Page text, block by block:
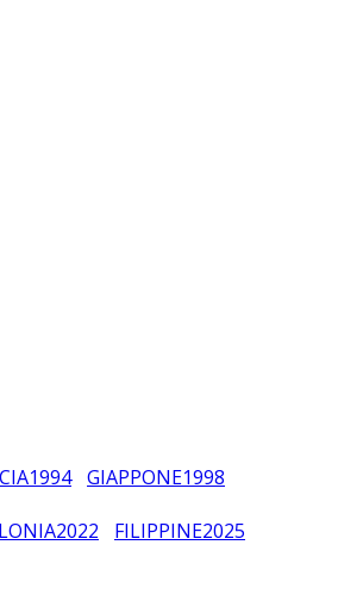
1994 GIAPPONE1998
2022 FILIPPINE2025